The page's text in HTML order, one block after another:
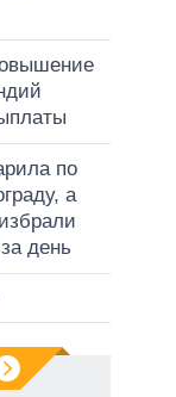
по
а
день